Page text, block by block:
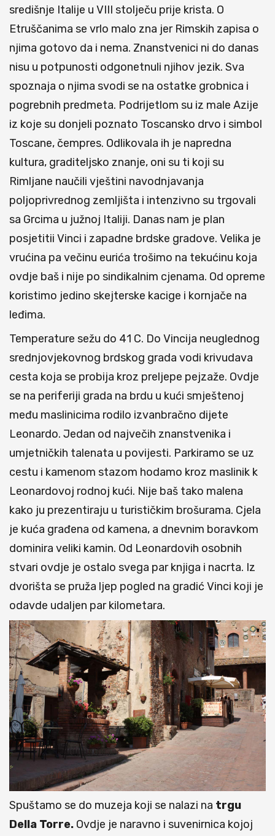
središnje Italije u VIII stolječu prije krista. O
Etruščanima se vrlo malo zna jer Rimskih zapisa o
njima gotovo da i nema. Znanstvenici ni do danas
nisu u potpunosti odgonetnuli njihov jezik. Sva
spoznaja o njima svodi se na ostatke grobnica i
pogrebnih predmeta. Podrijetlom su iz male Azije
iz koje su donjeli poznato Toscansko drvo i simbol
Toscane, čempres. Odlikovala ih je napredna
kultura, graditeljsko znanje, oni su ti koji su
Rimljane naučili vještini navodnjavanja
poljoprivrednog zemljišta i intenzivno su trgovali
sa Grcima u južnoj Italiji. Danas nam je plan
posjetitii Vinci i zapadne brdske gradove. Velika je
vrućina pa večinu eurića trošimo na tekućinu koja
ovdje baš i nije po sindikalnim cjenama. Od opreme
koristimo jedino skejterske kacige i kornjače na
leđima.
Temperature sežu do 41 C. Do Vincija neuglednog
srednjovjekovnog brdskog grada vodi krivudava
cesta koja se probija kroz preljepe pejzaže. Ovdje
se na periferiji grada na brdu u kući smještenoj
među maslinicima rodilo izvanbračno dijete
Leonardo. Jedan od največih znanstvenika i
umjetničkih talenata u povijesti. Parkiramo se uz
cestu i kamenom stazom hodamo kroz maslinik k
Leonardovoj rodnoj kući. Nije baš tako malena
kako ju prezentiraju u turističkim brošurama. Cjela
je kuća građena od kamena, a dnevnim boravkom
dominira veliki kamin. Od Leonardovih osobnih
stvari ovdje je ostalo svega par knjiga i nacrta. Iz
dvorišta se pruža ljep pogled na gradić Vinci koji je
odavde udaljen par kilometara.
Spuštamo se do muzeja koji se nalazi na trgu
Della Torre. Ovdje je naravno i suvenirnica kojoj